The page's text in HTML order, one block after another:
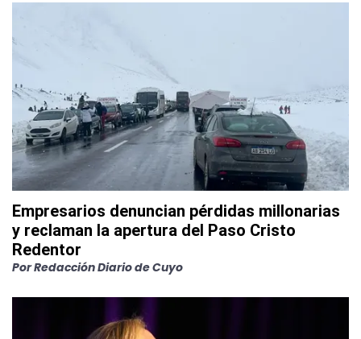
Empresarios denuncian pérdidas millonarias
y reclaman la apertura del Paso Cristo
Redentor
PorRedacción Diario de Cuyo